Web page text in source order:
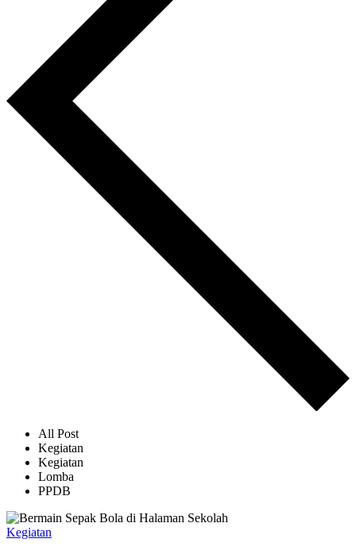
All Post
Kegiatan
Kegiatan
Lomba
PPDB
Kegiatan